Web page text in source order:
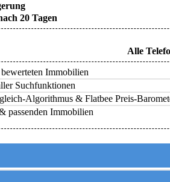
20 Tagen
Alle
bewerteten Immobilien
Suchfunktionen
Algorithmus & Flatbee Preis-
passenden Immobilien